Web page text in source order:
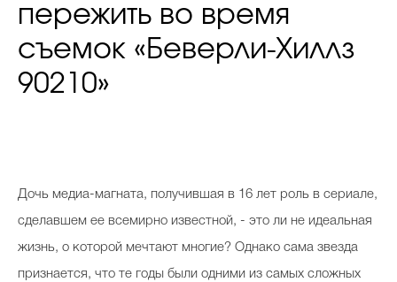
пережить во время
съемок «Беверли-Хиллз
90210»
Дочь медиа-магната, получившая в 16 лет роль в сериале,
сделавшем ее всемирно известной, - это ли не идеальная
жизнь, о которой мечтают многие? Однако сама звезда
признается, что те годы были одними из самых сложных